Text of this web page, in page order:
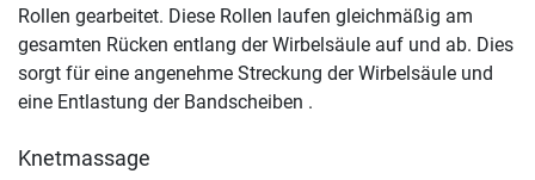
Rollen gearbeitet. Diese Rollen laufen gleichmäßig am
gesamten Rücken entlang der Wirbelsäule auf und ab. Dies
sorgt für eine angenehme Streckung der Wirbelsäule und
eine Entlastung der Bandscheiben .
Knetmassage